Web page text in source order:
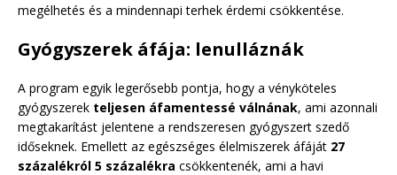
megélhetés és a mindennapi terhek érdemi csökkentése.
Gyógyszerek áfája: lenulláznák
A program egyik legerősebb pontja, hogy a vényköteles
gyógyszerek teljesen áfamentessé válnának, ami azonnali
megtakarítást jelentene a rendszeresen gyógyszert szedő
időseknek. Emellett az egészséges élelmiszerek áfáját 27
százalékról 5 százalékra csökkentenék, ami a havi